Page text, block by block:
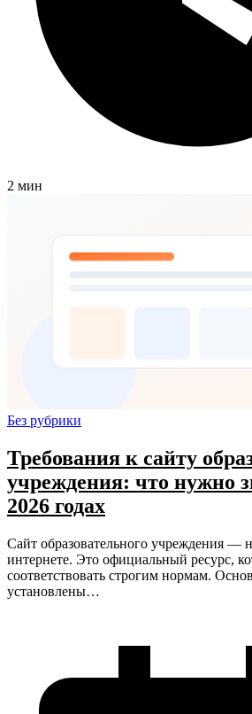
2 мин
Без рубрики
Требования к сайту
учреждения: что нужно
2026 годах
Сайт образовательного учреждения —
интернете. Это официальный ресурс,
соответствовать строгим нормам.
установлены…